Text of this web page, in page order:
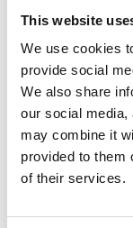
This website
We use cookies
provide social
We also share
our social media,
may combine it
provided to them
of their services.